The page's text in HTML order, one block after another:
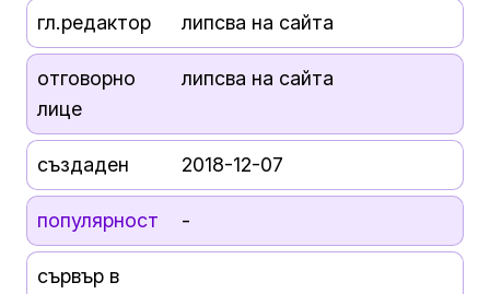
гл.редактор липсва на сайта
отговорно
лице
липсва на сайта
създаден 2018-12-07
популярност -
сървър в